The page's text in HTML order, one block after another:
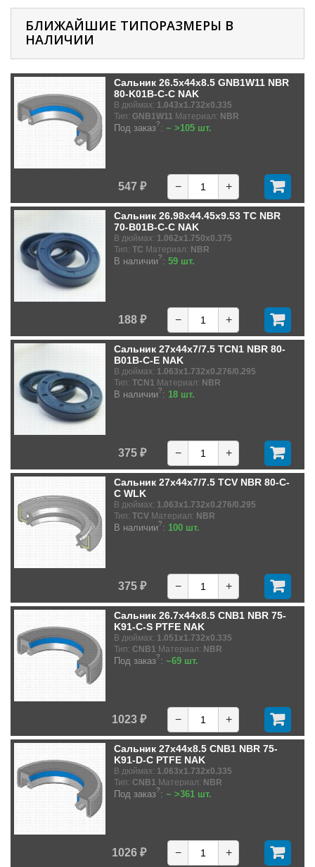
БЛИЖАЙШИЕ ТИПОРАЗМЕРЫ В
НАЛИЧИИ
Сальник 26.5x44x8.5 GNB1W11 NBR
80-K01B-C-C NAK
В дюймах: 1.043x1.732x0.335
Тип: GNB1W11 Материал: NBR
Под заказ?: ~ >105 шт.
547 ₽ − +
Сальник 26.98x44.45x9.53 TC NBR
70-B01B-C-C NAK
В дюймах: 1.062x1.750x0.375
Тип: TC Материал: NBR
В наличии?: 59 шт.
188 ₽ − +
Сальник 27x44x7/7.5 TCN1 NBR 80-
B01B-C-E NAK
В дюймах: 1.063x1.732x0.276/0.295
Тип: TCN1 Материал: NBR
В наличии?: 18 шт.
375 ₽ − +
Сальник 27x44x7/7.5 TCV NBR 80-C-
C WLK
В дюймах: 1.063x1.732x0.276/0.295
Тип: TCV Материал: NBR
В наличии?: 100 шт.
375 ₽ − +
Сальник 26.7x44x8.5 CNB1 NBR 75-
K91-C-S PTFE NAK
В дюймах: 1.051x1.732x0.335
Тип: CNB1 Материал: NBR
Под заказ?: ~69 шт.
1023 ₽ − +
Сальник 27x44x8.5 CNB1 NBR 75-
K91-D-C PTFE NAK
В дюймах: 1.063x1.732x0.335
Тип: CNB1 Материал: NBR
Под заказ?: ~ >361 шт.
1026 ₽ − +